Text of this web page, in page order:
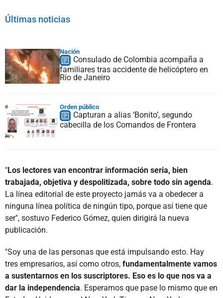
Últimas noticias
Nación
Consulado de Colombia acompaña a
familiares tras accidente de helicóptero en
Río de Janeiro
Orden público
Capturan a alias ‘Bonito’, segundo
cabecilla de los Comandos de Frontera
"Los lectores van encontrar información seria, bien
trabajada, objetiva y despolitizada, sobre todo sin agenda.
La línea editorial de este proyecto jamás va a obedecer a
ninguna línea política de ningún tipo, porque así tiene que
ser", sostuvo Federico Gómez, quien dirigirá la nueva
publicación.
"Soy una de las personas que está impulsando esto. Hay
tres empresarios, así como otros, fundamentalmente vamos
a sustentarnos en los suscriptores. Eso es lo que nos va a
dar la independencia. Esperamos que pase lo mismo que en